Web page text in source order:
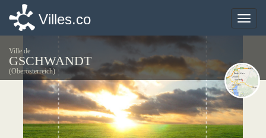
Toggle
Villes.co
Ville de
GSCHWANDT
(Oberösterreich)
Toggle
Villes.co